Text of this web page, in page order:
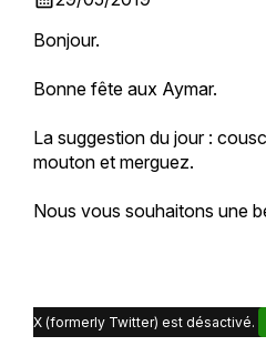
Bonjour.
Bonne fête aux Aymar.
La suggestion du jour :
mouton et merguez.
Nous vous souhaitons une
X (formerly Twitter) est désactivé.